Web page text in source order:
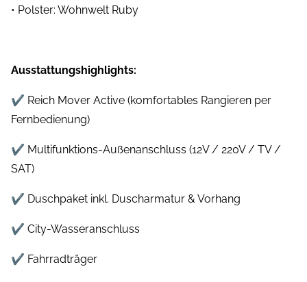
• Polster: Wohnwelt Ruby
Ausstattungshighlights:
✔ Reich Mover Active (komfortables Rangieren per
Fernbedienung)
✔ Multifunktions-Außenanschluss (12V / 220V / TV /
SAT)
✔ Duschpaket inkl. Duscharmatur & Vorhang
✔ City-Wasseranschluss
✔ Fahrradträger